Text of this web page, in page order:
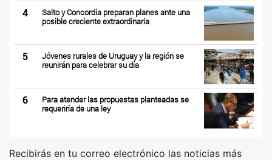
4
Salto y Concordia preparan planes ante una
posible creciente extraordinaria
5
Jóvenes rurales de Uruguay y la región se
reunirán para celebrar su día
6
Para atender las propuestas planteadas se
requeriría de una ley
Recibirás en tu correo electrónico las noticias más